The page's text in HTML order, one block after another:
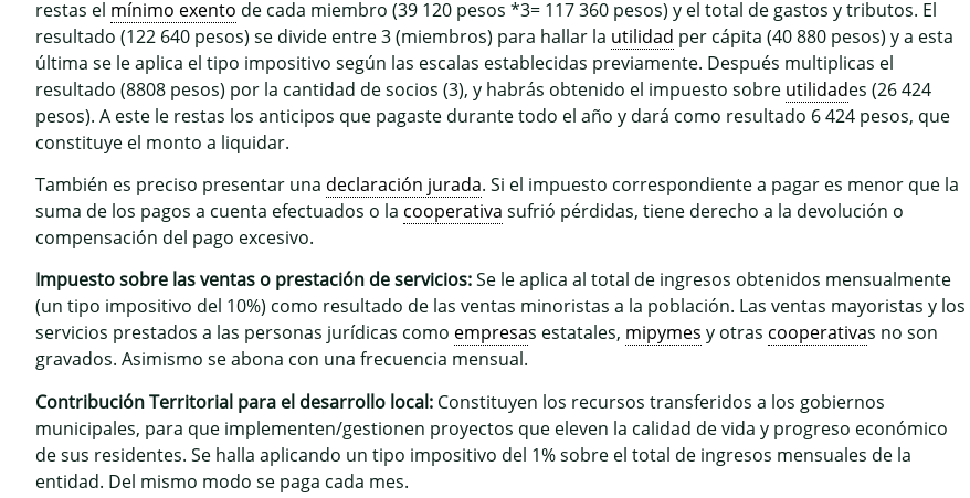
restas el mínimo exento de cada miembro (39 120 pesos *3= 117 360 pesos) y el total de gastos y tributos. El
resultado (122 640 pesos) se divide entre 3 (miembros) para hallar la utilidad per cápita (40 880 pesos) y a esta
última se le aplica el tipo impositivo según las escalas establecidas previamente. Después multiplicas el
resultado (8808 pesos) por la cantidad de socios (3), y habrás obtenido el impuesto sobre utilidades (26 424
pesos). A este le restas los anticipos que pagaste durante todo el año y dará como resultado 6 424 pesos, que
constituye el monto a liquidar.
También es preciso presentar una declaración jurada. Si el impuesto correspondiente a pagar es menor que la
suma de los pagos a cuenta efectuados o la cooperativa sufrió pérdidas, tiene derecho a la devolución o
compensación del pago excesivo.
Impuesto sobre las ventas o prestación de servicios:Se le aplica al total de ingresos obtenidos mensualmente
(un tipo impositivo del 10%) como resultado de las ventas minoristas a la población. Las ventas mayoristas y los
servicios prestados a las personas jurídicas como empresas estatales, mipymes y otras cooperativas no son
gravados. Asimismo se abona con una frecuencia mensual.
Contribución Territorial para el desarrollo local: Constituyen los recursos transferidos a los gobiernos
municipales, para que implementen/gestionen proyectos que eleven la calidad de vida y progreso económico
de sus residentes. Se halla aplicando un tipo impositivo del 1% sobre el total de ingresos mensuales de la
entidad. Del mismo modo se paga cada mes.